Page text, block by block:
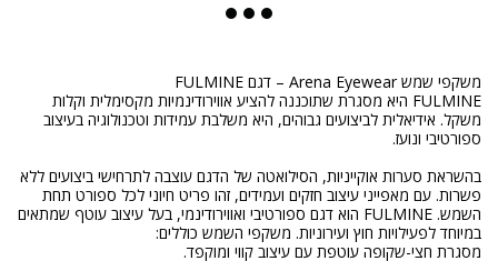
FULMINE היא מסגרת שתוכננה להציע אווירודינמיות מקסימלית וקלות
משקל. אידיאלית לביצועים גבוהים, היא משלבת עמידות וטכנולוגיה בעיצוב
בהשראת סערות אוקייניות, הסילואטה של הדגם עוצבה לתרחישי ביצועים ללא
פשרות. עם מאפייני עיצוב חזקים ועמידים, זהו פריט חיוני לכל ספורט תחת
השמש. FULMINE הוא דגם ספורטיבי ואווירודינמי, בעל עיצוב עוטף שמתאים